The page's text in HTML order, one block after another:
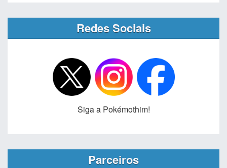
Redes Sociais
Siga a Pokémothim!
Parceiros